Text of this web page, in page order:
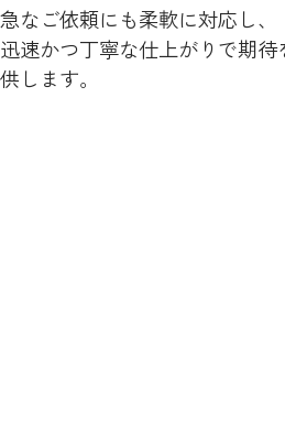
急なご依頼にも柔軟に対応し、
迅速かつ丁寧な仕上がりで期
供します。